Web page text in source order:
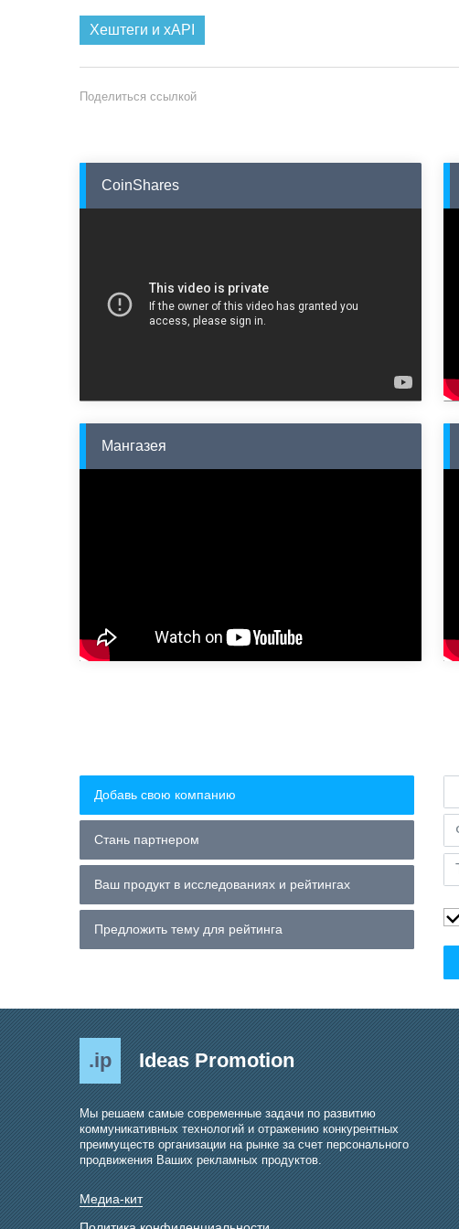
Хештеги и xAPI
Поделиться ссылкой
CoinShares
Мангазея
Добавь свою компанию
Стань партнером
Ваш продукт в исследованиях и рейтингах
Предложить тему для рейтинга
.ip Ideas Promotion
Мы решаем самые современные задачи по развитию
коммуникативных технологий и отражению конкурентных
преимуществ организации на рынке за счет персонального
продвижения Ваших рекламных продуктов.
Медиа-кит